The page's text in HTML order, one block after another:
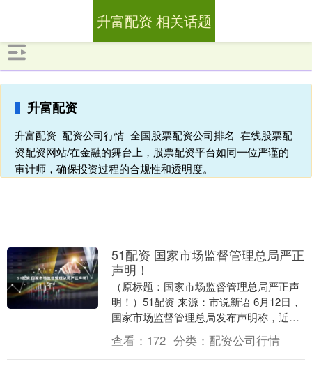
升富配资
升富配资_配资公司行情_全国股票配资公司排名_在线股票配
资配资网站/在金融的舞台上，股票配资平台如同一位严谨的
审计师，确保投资过程的合规性和透明度。
升富配资 相关话题
51配资 国家市场监督管理总局严正
声明！
（原标题：国家市场监督管理总局严正声
明！）51配资 来源：市说新语 6月12日，
国家市场监督管理总局发布声明称，近
期，有违法分子擅自冒用“国家市场监督管
理总局”....
查看： 172 分类： 配资公司行情